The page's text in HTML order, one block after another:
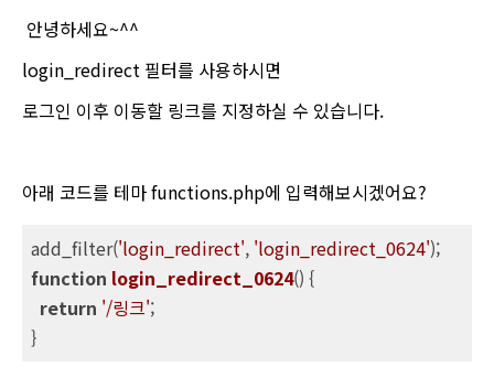
안녕하세요~^^
login_redirect 필터를 사용하시면
로그인 이후 이동할 링크를 지정하실 수 있습니다.
아래 코드를 테마 functions.php에 입력해보시겠어요?
add_filter('login_redirect', 'login_redirect_0624'
function login_redirect_0624() {
return '/링크';
}